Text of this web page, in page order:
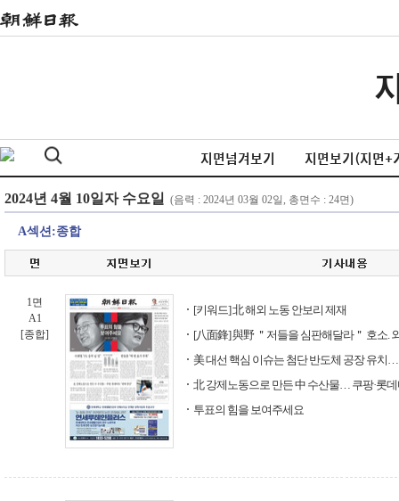
지면넘겨보기 지면보기(지면+
A섹션:종합
1면
A1
[종합]
[키워드] 北 해외 노동 안보리 제재
[八面鋒] 與野 ＂저들을 심판해달라＂ 호소.
美 대선 핵심 이슈는 첨단 반도체 공장 유치
北 강제노동으로 만든 中 수산물… 쿠팡·롯
투표의 힘을 보여주세요